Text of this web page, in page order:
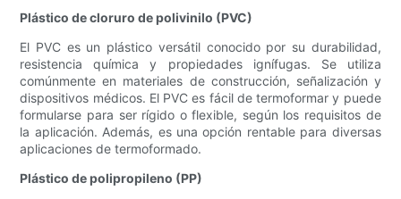
Plástico de cloruro de polivinilo (PVC)
El PVC es un plástico versátil conocido por su durabilidad,
resistencia química y propiedades ignífugas. Se utiliza
comúnmente en materiales de construcción, señalización y
dispositivos médicos. El PVC es fácil de termoformar y puede
formularse para ser rígido o flexible, según los requisitos de
la aplicación. Además, es una opción rentable para diversas
aplicaciones de termoformado.
Plástico de polipropileno (PP)